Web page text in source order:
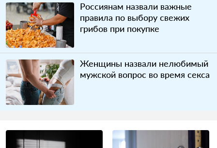
Россиянам назвали важные
правила по выбору свежих
грибов при покупке
Женщины назвали нелюбимый
мужской вопрос во время секса